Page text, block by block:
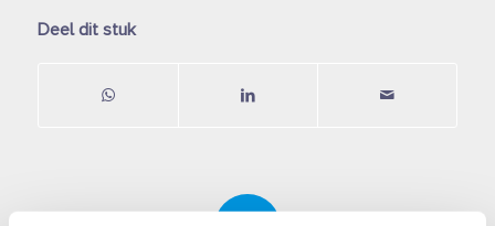
Deel dit stuk